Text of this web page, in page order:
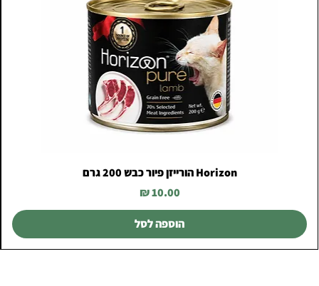
Horizon הורייזן פיור כבש 200 גרם
מחיר
הוספה לסל